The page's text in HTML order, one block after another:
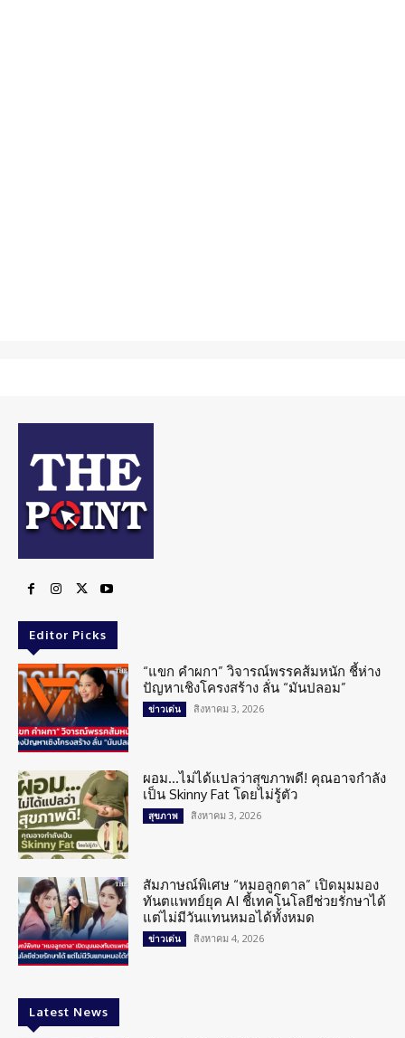
Editor Picks
“แขก คำผกา” วิจารณ์พรรคส้มหนัก ชี้ห่าง
ปัญหาเชิงโครงสร้าง ลั่น “มันปลอม”
ข่าวเด่น สิงหาคม 3, 2026
ผอม…ไม่ได้แปลว่าสุขภาพดี! คุณอาจกำลัง
เป็น Skinny Fat โดยไม่รู้ตัว
สุขภาพ สิงหาคม 3, 2026
สัมภาษณ์พิเศษ “หมอลูกตาล” เปิดมุมมอง
ทันตแพทย์ยุค AI ชี้เทคโนโลยีช่วยรักษาได้
แต่ไม่มีวันแทนหมอได้ทั้งหมด
ข่าวเด่น สิงหาคม 4, 2026
Latest News